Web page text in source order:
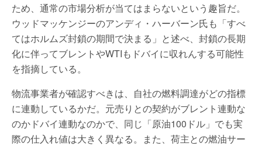
ため、通常の市場分析が当てはまらないという趣旨だ。
ウッドマッケンジーのアンディ・ハーバーン氏も「すべ
てはホルムズ封鎖の期間で決まる」と述べ、封鎖の長期
化に伴ってブレントやWTIもドバイに収れんする可能性
を指摘している。
物流事業者が確認すべきは、自社の燃料調達がどの指標
に連動しているかだ。元売りとの契約がブレント連動な
のかドバイ連動なのかで、同じ「原油100ドル」でも実
際の仕入れ値は大きく異なる。また、荷主との燃油サー